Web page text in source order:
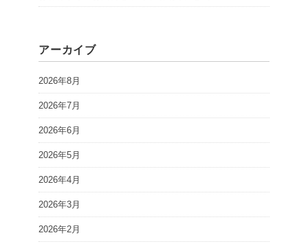
アーカイブ
2026年8月
2026年7月
2026年6月
2026年5月
2026年4月
2026年3月
2026年2月